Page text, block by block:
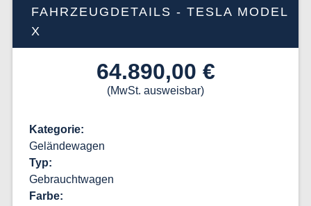
FAHRZEUGDETAILS - TESLA MODEL
X
64.890,00 €
(MwSt. ausweisbar)
Kategorie
Geländewagen
Typ
Gebrauchtwagen
Farbe